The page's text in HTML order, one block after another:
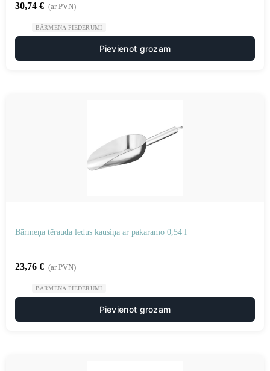
30,74 € (ar PVN)
BĀRMEŅA PIEDERUMI
Pievienot grozam
Bārmeņa tērauda ledus kausiņa ar pakaramo 0,54 l
23,76 € (ar PVN)
BĀRMEŅA PIEDERUMI
Pievienot grozam